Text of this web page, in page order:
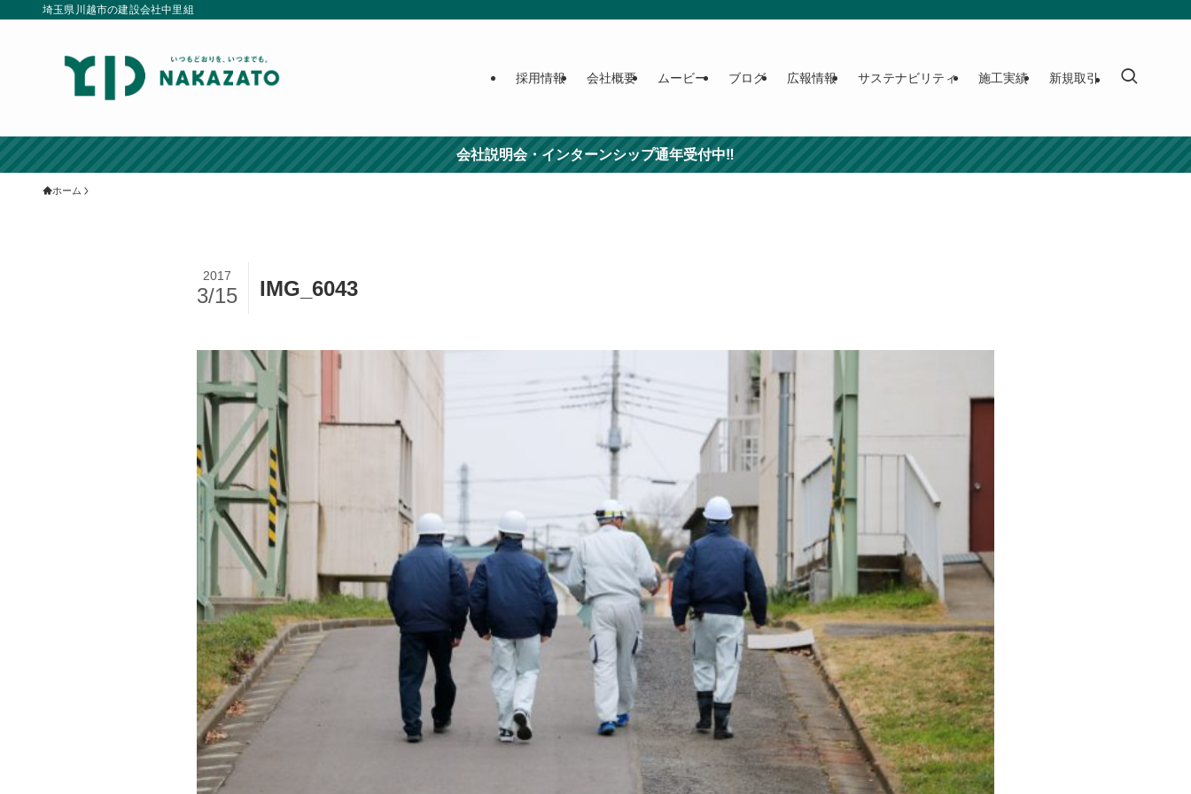
埼玉県川越市の建設会社中里組
採用情報 会社概要 ムービー ブログ 広報情報 サステナビリティ 施工実績 新規取引
会社説明会・インターンシップ通年受付中‼
ホーム
IMG_6043
2017
3/15